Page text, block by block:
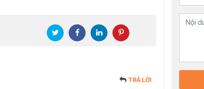
TRẢ LỜI